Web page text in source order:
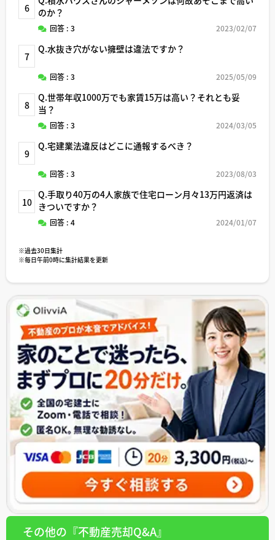
6
のか？
回答 : 3 2023/02/07
7
Q.水抜き穴がない擁壁は違法ですか？
回答 : 3 2025/05/09
8
Q.世帯年収1000万でも家賃15万は高い？それとも妥
当？
回答 : 3 2024/03/05
9
Q.宅建業法違反はどこに通報するべき？
回答 : 3 2023/08/03
10
Q.手取り40万の4人家族で住宅ローン月々13万円返済は
きついですか？
回答 : 4 2024/01/07
※過去30日集計
※毎日午前0時に集計結果を更新
その他の『不動産売却Q&A』